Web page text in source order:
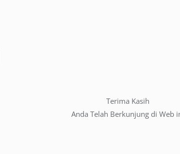
Terima Kasih
Anda Telah Berkunjung di Web